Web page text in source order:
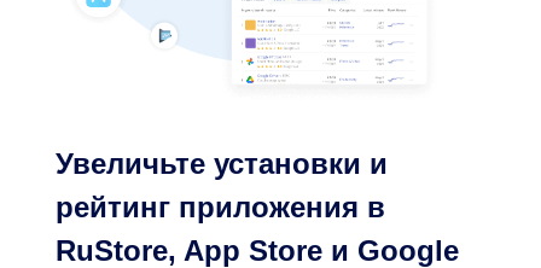
Увеличьте установки и
рейтинг приложения в
RuStore, App Store и Google